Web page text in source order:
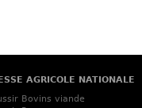
AGRICOLE NATIONALE
Bovins viande